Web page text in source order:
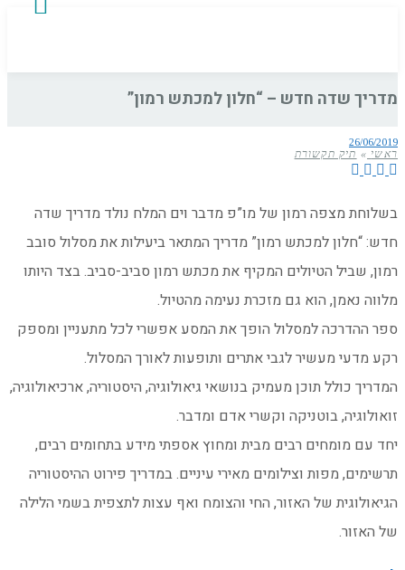
מדריך שדה חדש – “חלון למכתש רמון”
ראשי » תיק תקשורת
26/06/2019
בשלוחת מצפה רמון של מו”פ מדבר וים המלח נולד מדריך שדה
חדש: “חלון למכתש רמון” מדריך המתאר ביעילות את מסלול סובב
רמון, שביל הטיולים המקיף את מכתש רמון סביב-סביב. בצד היותו
מלווה נאמן, הוא גם מזכרת נעימה מהטיול.
ספר ההדרכה למסלול הופך את המסע אפשרי לכל מתעניין ומספק
רקע מדעי מעשיר לגבי אתרים ותופעות לאורך המסלול.
המדריך כולל תוכן מעמיק בנושאי גיאולוגיה, היסטוריה, ארכיאולוגיה,
זואולוגיה, בוטניקה וקשרי אדם ומדבר.
יחד עם מומחים רבים מבית ומחוץ אספתי מידע בתחומים רבים,
תרשימים, מפות וצילומים מאירי עיניים. במדריך פירוט ההיסטוריה
הגיאולוגית של האזור, החי והצומח ואף עצות לתצפית בשמי הלילה
של האזור.